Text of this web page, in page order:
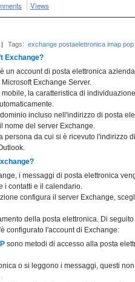
Views
| Tags: exchange postaelettronica imap pop
Exchange?
un account di posta elettronica
Exchange Server.
la caratteristica di
incluso nell'indirizzo di posta
nome del server Exchange.
persona da cui si è ricevuto l'indirizzo
i messaggi di posta elettronica
i contatti e il calendario.
configura il server Exchange,
della posta elettronica. Di
configurato l'account di Exchange:
sono metodi di accesso alla posta
o si leggono i messaggi, questi